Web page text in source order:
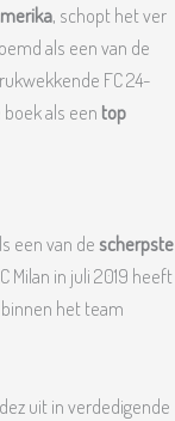
, schopt het ver
als een van de
FC 24-
als een top
een van descherpste
Milan in juli 2019 heeft
het team
uit in verdedigende